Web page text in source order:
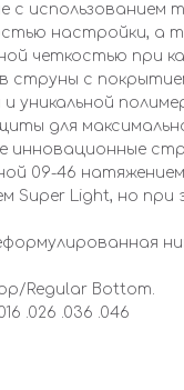
с использованием
настройки, а
четкостью при
в струны с
уникальной
для
инновационные
09-46
Super Light, но
Regular Bottom.
.026 .036 .046